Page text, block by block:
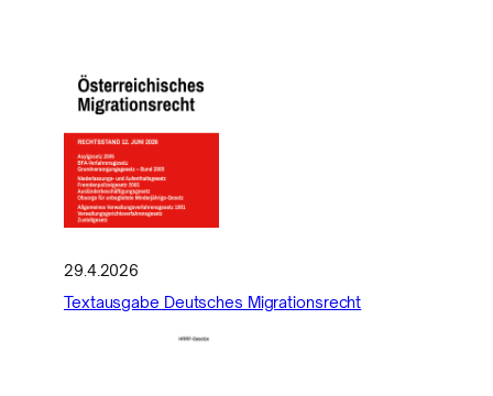
29.4.2026
Textausgabe Deutsches Migrationsrecht